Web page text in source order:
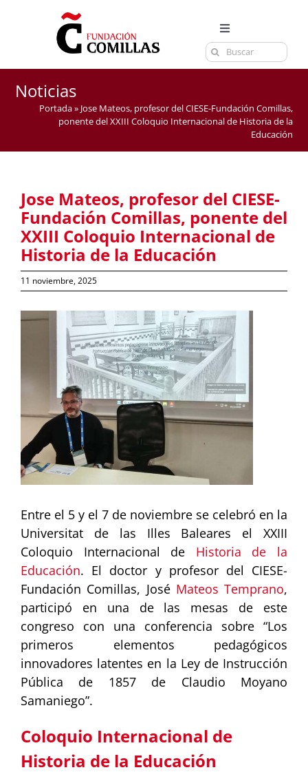
Toggle
Navigation
LA FUNDACIÓN
ESTUDIOS
EL CENTRO
CONTACTA
Buscar:
Noticias
Portada» Jose Mateos, profesor del CIESE-Fundación Comillas,
ponente del XXIII Coloquio Internacional de Historia de la
Educación
Jose Mateos, profesor del CIESE-
Fundación Comillas, ponente del
XXIII Coloquio Internacional de
Historia de la Educación
11 noviembre, 2025
Ver
Entre el 5 y el 7 de noviembre se celebró en la
Universitat de las Illes Baleares el XXIII
Coloquio Internacional de Historia de la
Educación. El doctor y profesor del CIESE-
Fundación Comillas, José Mateos Temprano,
participó en una de las mesas de este
congreso con una conferencia sobre “Los
primeros elementos pedagógicos
innovadores latentes en la Ley de Instrucción
Pública de 1857 de Claudio Moyano
Samaniego”.
Coloquio Internacional de
Historia de la Educación